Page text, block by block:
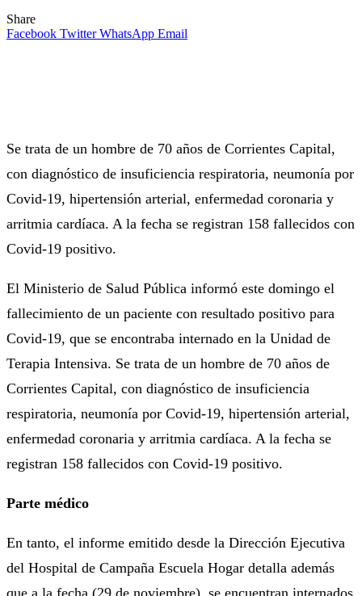
Share
Facebook Twitter WhatsApp Email
Se trata de un hombre de 70 años de Corrientes Capital,
con diagnóstico de insuficiencia respiratoria, neumonía por
Covid-19, hipertensión arterial, enfermedad coronaria y
arritmia cardíaca. A la fecha se registran 158 fallecidos con
Covid-19 positivo.
El Ministerio de Salud Pública informó este domingo el
fallecimiento de un paciente con resultado positivo para
Covid-19, que se encontraba internado en la Unidad de
Terapia Intensiva. Se trata de un hombre de 70 años de
Corrientes Capital, con diagnóstico de insuficiencia
respiratoria, neumonía por Covid-19, hipertensión arterial,
enfermedad coronaria y arritmia cardíaca. A la fecha se
registran 158 fallecidos con Covid-19 positivo.
Parte médico
En tanto, el informe emitido desde la Dirección Ejecutiva
del Hospital de Campaña Escuela Hogar detalla además